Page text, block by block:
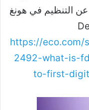
عن التنظيم في هونغ
https://eco.com/
2492-what-is-
to-first-